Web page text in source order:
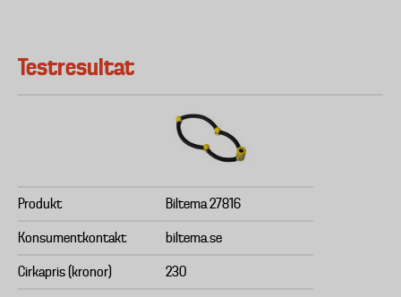
Testresultat
Produkt Biltema 27816
Konsumentkontakt biltema.se
Cirkapris (kronor) 230